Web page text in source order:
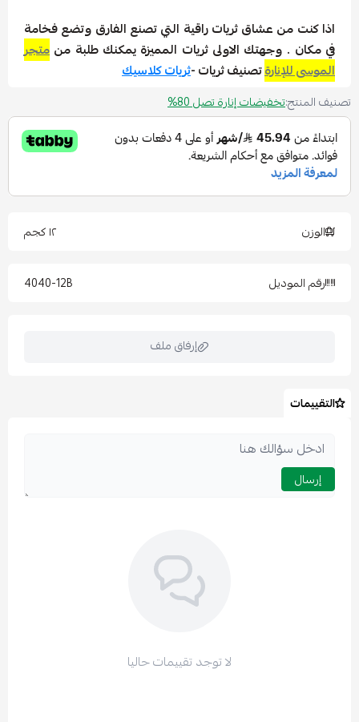
اذا كنت من عشاق ثريات راقية التي تصنع الفارق وتضع فخامة
في مكان . وجهتك الاولى ثريات المميزة يمكنك طلبة من متجر
الموسى للإنارةتصنيف ثريات -ثريات كلاسيك
تصنيف المنتج:تخفيضات إنارة تصل 80%
الوزن ١٢ كجم
رقم الموديل 4040-12B
إرفاق ملف
التقييمات
إرسال
لا توجد تقييمات حاليا